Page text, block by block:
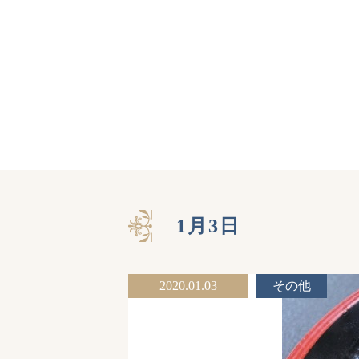
1月3日
2020.01.03 その他